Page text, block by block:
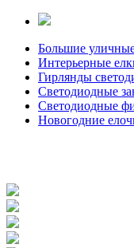
Большие
Интерьерные
Гирлянды
Светодиодные
Светодиодные
Новогодние